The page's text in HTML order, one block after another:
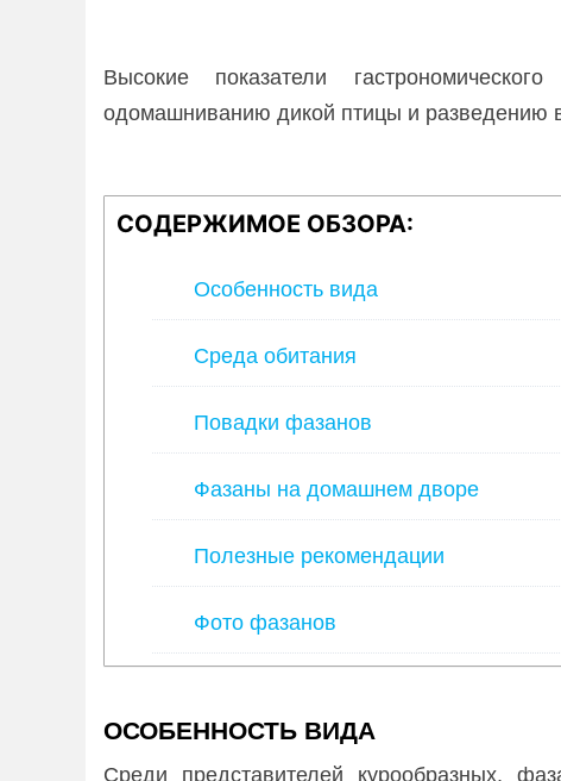
Высокие показатели
одомашниванию дикой птицы и разведению
СОДЕРЖИМОЕ ОБЗОРА:
Особенность вида
Среда обитания
Повадки фазанов
Фазаны на домашнем дворе
Полезные рекомендации
Фото фазанов
ОСОБЕННОСТЬ ВИДА
Среди представителей курообразных,